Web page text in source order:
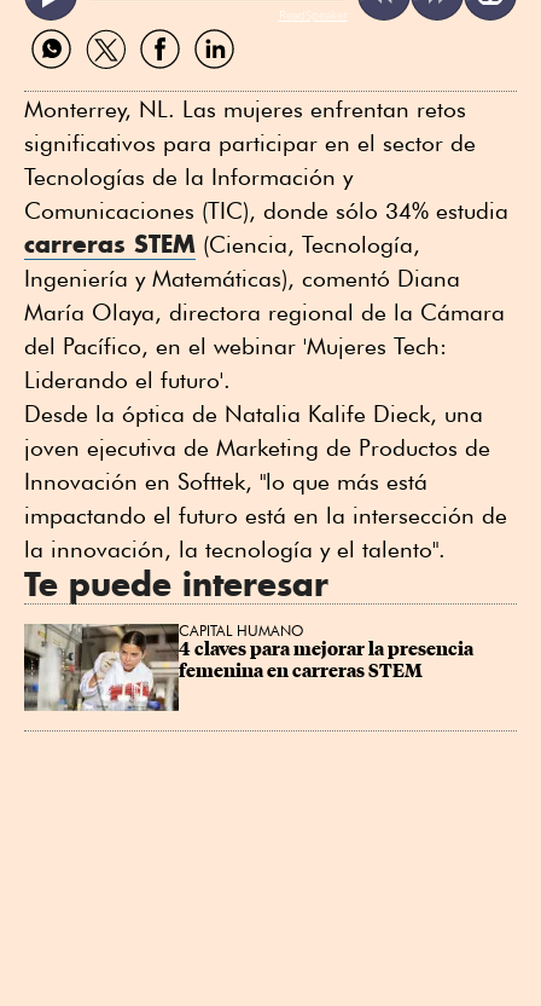
ReadSpeaker
Compartir
por
Compartir
por
Compartir
por
Compartir
por
Monterrey, NL. Las mujeres enfrentan retos
significativos para participar en el sector de
Tecnologías de la Información y
Comunicaciones (TIC), donde sólo 34% estudia
carreras STEM (Ciencia, Tecnología,
Ingeniería y Matemáticas), comentó Diana
María Olaya, directora regional de la Cámara
del Pacífico, en el webinar 'Mujeres Tech:
Liderando el futuro'.
Desde la óptica de Natalia Kalife Dieck, una
joven ejecutiva de Marketing de Productos de
Innovación en Softtek, "lo que más está
impactando el futuro está en la intersección de
la innovación, la tecnología y el talento".
Te puede interesar
CAPITAL HUMANO
4 claves para mejorar la presencia
femenina en carreras STEM